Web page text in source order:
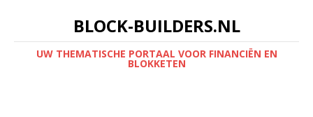
BLOCK-BUILDERS.NL
UW THEMATISCHE PORTAAL VOOR FINANCIËN EN
BLOKKETEN